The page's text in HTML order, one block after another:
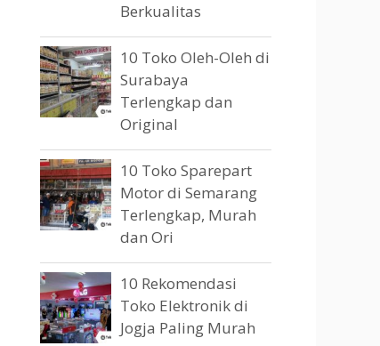
Berkualitas
10 Toko Oleh-Oleh di
Surabaya
Terlengkap dan
Original
10 Toko Sparepart
Motor di Semarang
Terlengkap, Murah
dan Ori
10 Rekomendasi
Toko Elektronik di
Jogja Paling Murah